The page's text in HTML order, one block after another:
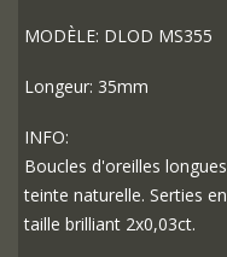
MODÈLE: DLOD MS355
Longeur: 35mm
INFO:
Boucles d'oreilles
teinte naturelle. Serties
taille brilliant 2x0,03ct.